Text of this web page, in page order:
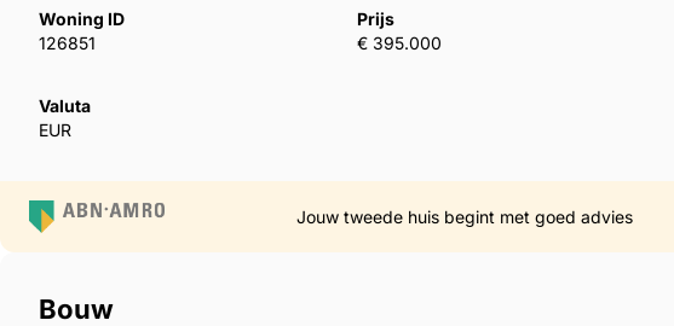
Woning ID
126851
Prijs
€ 395.000
Valuta
EUR
Jouw tweede huis begint met goed advies
Bouw